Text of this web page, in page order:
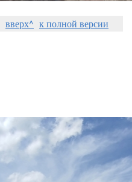
вверх^ к полной версии